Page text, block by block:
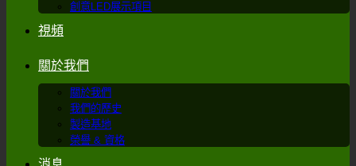
創意LED展示項目
視頻
關於我們
關於我們
我們的歷史
製造基地
榮譽 & 資格